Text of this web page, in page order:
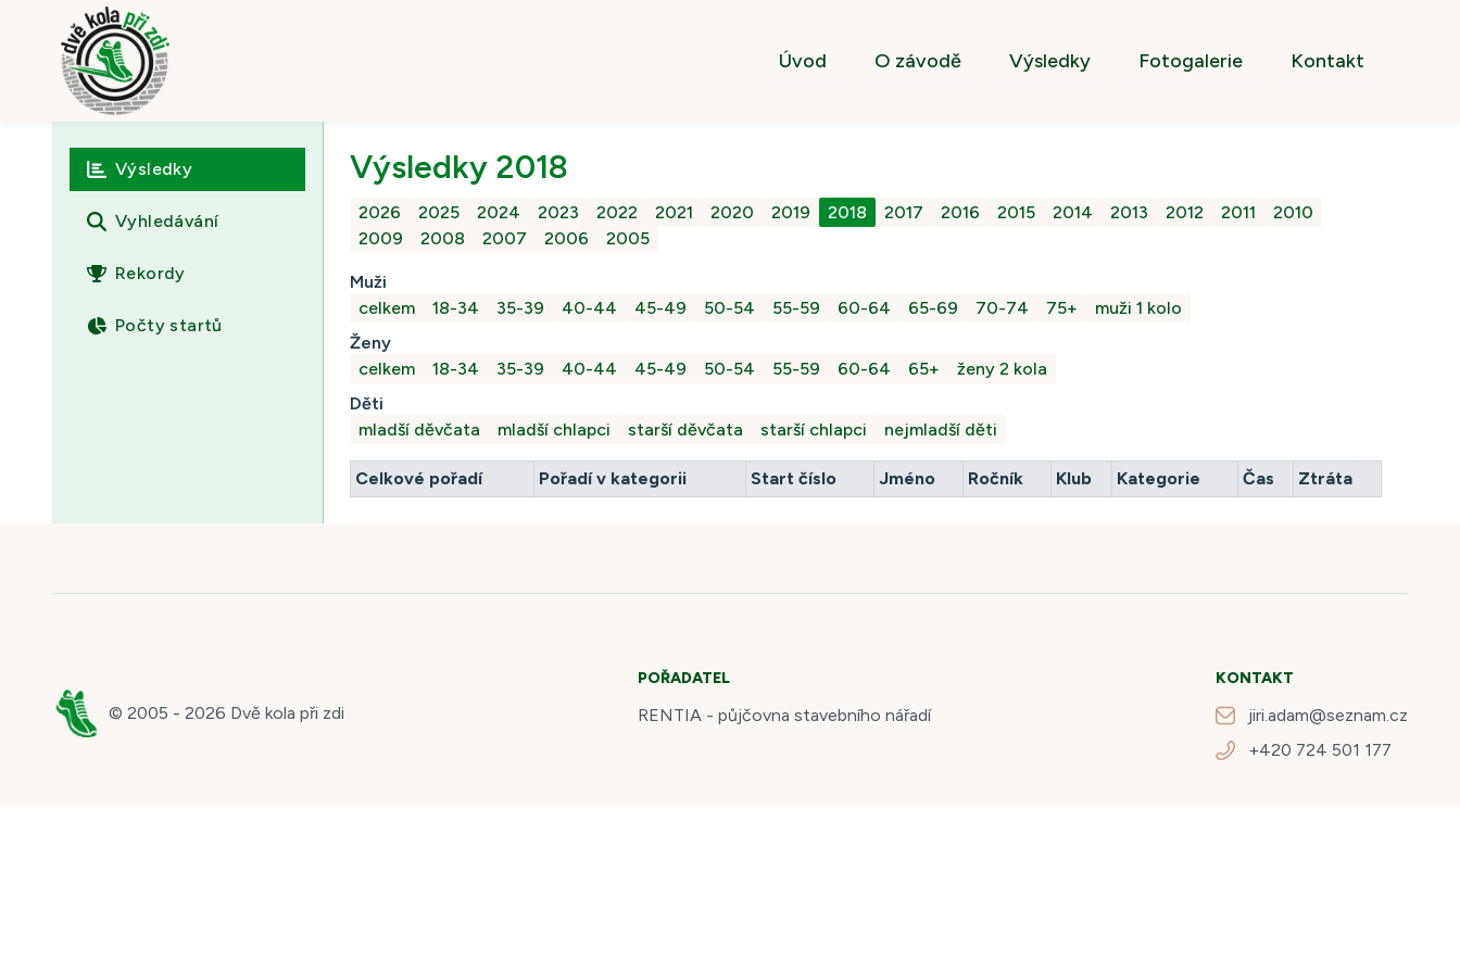
Úvod O závodě Výsledky Fotogalerie Kontakt
Výsledky
Vyhledávání
Rekordy
Počty startů
Výsledky 2018
2026 2025 2024 2023 2022 2021 2020 2019 2018 2017 2016 2015 2014 2013 2012 2011
2010
2009
2008 2007 2006 2005
Muži
celkem
18-34 35-39 40-44 45-49 50-54 55-59 60-64 65-69 70-74 75+
muži 1 kolo
Ženy
celkem
18-34 35-39 40-44 45-49 50-54 55-59 60-64 65+
ženy 2 kola
Děti
mladší děvčata
mladší chlapci starší děvčata starší chlapci nejmladší děti
Celkové pořadí Pořadí v kategorii Start číslo Jméno Ročník Klub Kategorie Čas Ztráta
© 2005 - 2026 Dvě kola při zdi
POŘADATEL
RENTIA - půjčovna stavebního nářadí
KONTAKT
jiri.adam@seznam.cz
+420 724 501 177